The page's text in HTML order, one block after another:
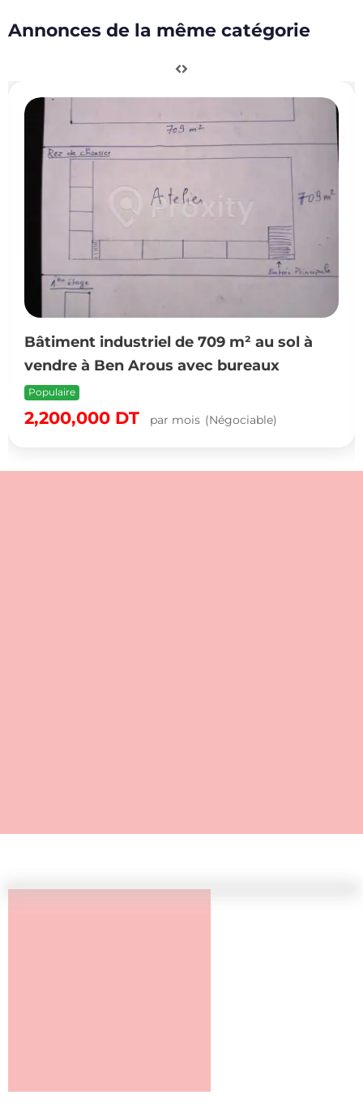
Annonces de la même catégorie
Bâtiment industriel de 709 m² au sol à
vendre à Ben Arous avec bureaux
Populaire
2,200,000 DT par mois (Négociable)